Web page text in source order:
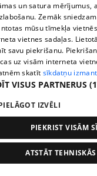
pirms 2 mēnešiem, 2
"Ērkšķu" Evita
un satura mērījumus,
Zemāk
mūsu tīmekļa
vietnes sadaļas.
savu piekrišanu.
uz visām interneta
skatīt sīkdatņu
VISUS PARTNERUS
IZVĒLI
PIEKRIST VISĀM
ATSTĀT